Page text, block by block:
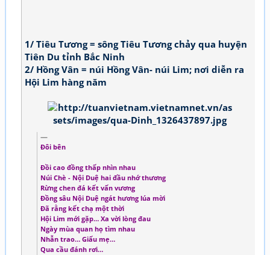
1/ Tiêu Tương = sông Tiêu Tương chảy qua huyện
Tiên Du tỉnh Bắc Ninh
2/ Hồng Vân = núi Hồng Vân- núi Lim; nơi diễn ra
Hội Lim hàng năm
Đôi bên
Đồi cao đồng thấp nhìn nhau
Núi Chè - Nội Duệ hai đầu nhớ thương
Rừng chen đá kết vấn vương
Đồng sâu Nội Duệ ngát hương lúa mời
Đã rằng kết chạ một thời
Hội Lim mới gặp… Xa vời lòng đau
Ngày mùa quan họ tìm nhau
Nhẫn trao… Giấu mẹ…
Qua cầu đánh rơi…